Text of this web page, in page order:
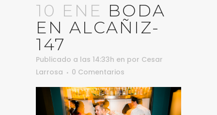
10 ENE BODA
EN ALCAÑIZ-
147
Publicado a las 14:33h en por Cesar
Larrosa
0 Comentarios